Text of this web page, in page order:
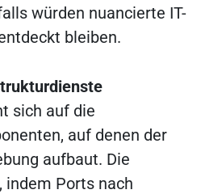
würden nuancierte IT-
bleiben.
sich auf die
auf denen der
aufbaut. Die
indem Ports nach